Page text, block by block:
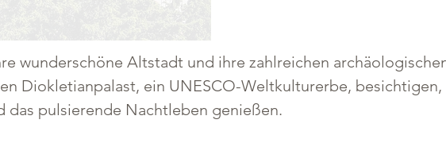
wunderschöne Altstadt und ihre zahlreichen
Diokletianpalast, ein UNESCO-Weltkulturerbe, besichtigen,
das pulsierende Nachtleben genießen.